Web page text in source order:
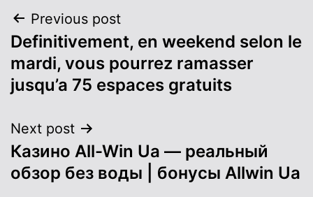
Post
navigation
Previous post
Definitivement, en weekend selon le
mardi, vous pourrez ramasser
jusqu’a 75 espaces gratuits
Next post
Казино All-Win Ua — реальный
обзор без воды | бонусы Allwin Ua